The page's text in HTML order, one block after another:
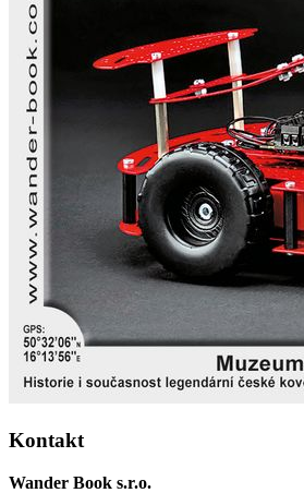
Kontakt
Wander Book s.r.o.